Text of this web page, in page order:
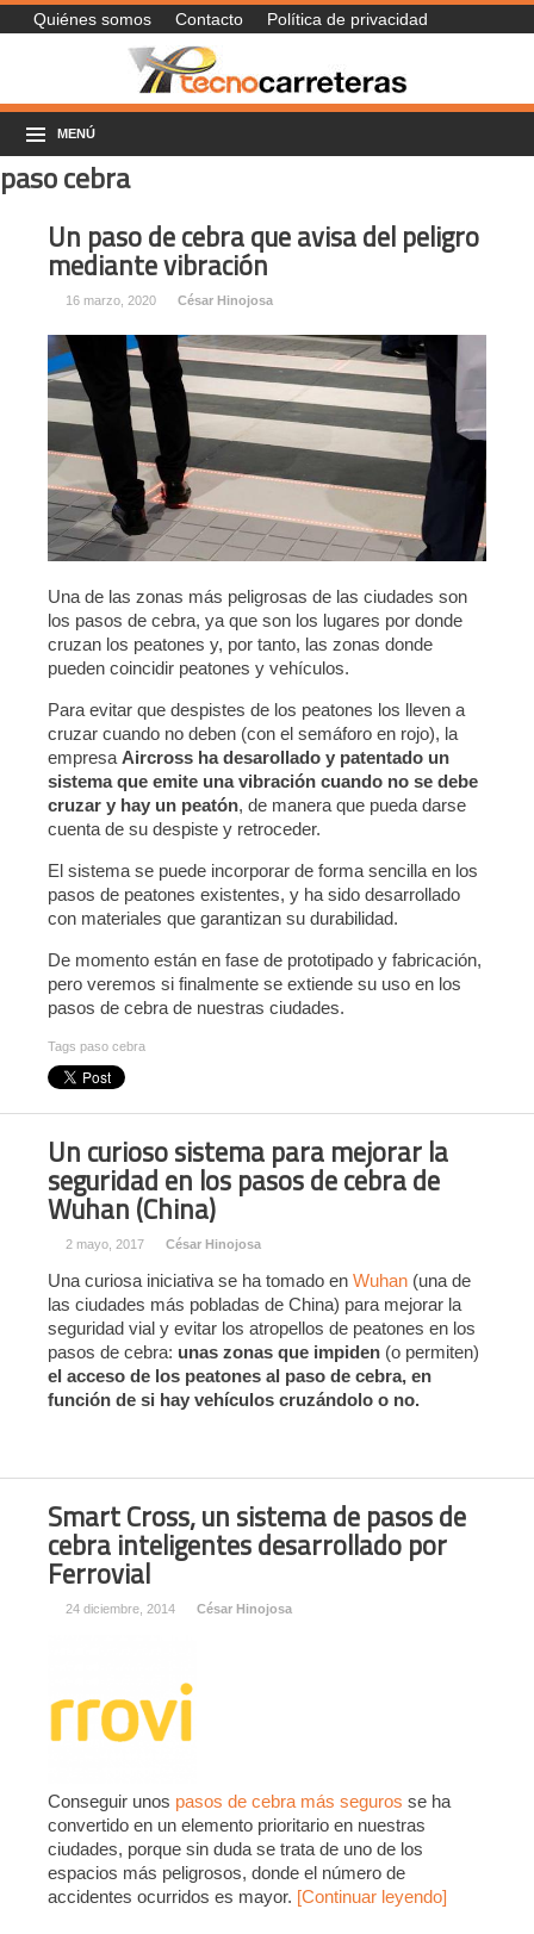
Quiénes somos Contacto Política de privacidad
MENÚ
paso cebra
Un paso de cebra que avisa del peligro
mediante vibración
16 marzo, 2020 César Hinojosa
Una de las zonas más peligrosas de las ciudades son
los pasos de cebra, ya que son los lugares por donde
cruzan los peatones y, por tanto, las zonas donde
pueden coincidir peatones y vehículos.
Para evitar que despistes de los peatones los lleven a
cruzar cuando no deben (con el semáforo en rojo), la
empresa Aircross ha desarollado y patentado un
sistema que emite una vibración cuando no se debe
cruzar y hay un peatón, de manera que pueda darse
cuenta de su despiste y retroceder.
El sistema se puede incorporar de forma sencilla en los
pasos de peatones existentes, y ha sido desarrollado
con materiales que garantizan su durabilidad.
De momento están en fase de prototipado y fabricación,
pero veremos si finalmente se extiende su uso en los
pasos de cebra de nuestras ciudades.
Tags paso cebra
Un curioso sistema para mejorar la
seguridad en los pasos de cebra de
Wuhan (China)
2 mayo, 2017 César Hinojosa
Una curiosa iniciativa se ha tomado en Wuhan (una de
las ciudades más pobladas de China) para mejorar la
seguridad vial y evitar los atropellos de peatones en los
pasos de cebra: unas zonas que impiden (o permiten)
el acceso de los peatones al paso de cebra, en
función de si hay vehículos cruzándolo o no.
Smart Cross, un sistema de pasos de
cebra inteligentes desarrollado por
Ferrovial
24 diciembre, 2014 César Hinojosa
Conseguir unos pasos de cebra más seguros se ha
convertido en un elemento prioritario en nuestras
ciudades, porque sin duda se trata de uno de los
espacios más peligrosos, donde el número de
accidentes ocurridos es mayor. [Continuar leyendo]